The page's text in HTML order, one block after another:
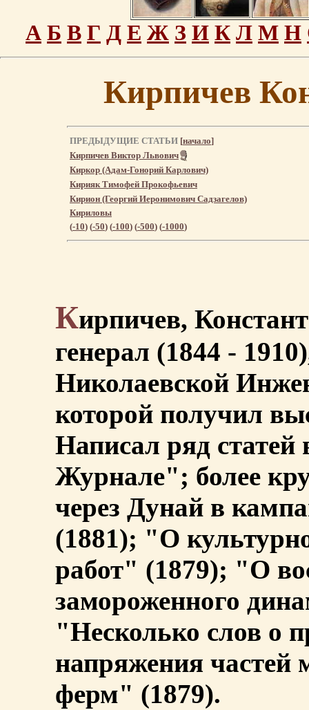
А Б В Г Д Е Ж З И К Л М Н
Кирпичев
ПРЕДЫДУЩИЕ СТАТЬИ [начало]
Кирпичев Виктор Львович
Киркор (Адам-Гонорий Карлович)
Кирияк Тимофей Прокофьевич
Кирион (Георгий Иеронимович Садзагелов)
Кириловы
(-10) (-50) (-100) (-500) (-1000)
Кирпичев,
генерал (1844 -
Николаевской
которой получил
Написал ряд
Журнале"; более
через Дунай в
(1881); "О
работ" (1879); "О
замороженного
"Несколько слов о
напряжения частей
ферм" (1879).